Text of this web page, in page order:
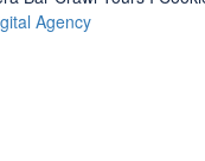
Agency